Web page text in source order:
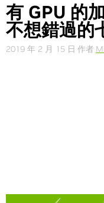
有 GPU 的
不想錯過的
2019 年 2 月 15 日 作者